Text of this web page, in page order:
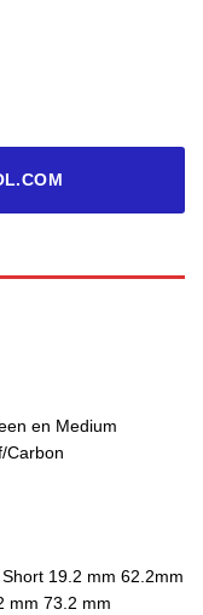
en Medium
Carbon
Short 19.2 mm 62.2mm
mm 73.2 mm